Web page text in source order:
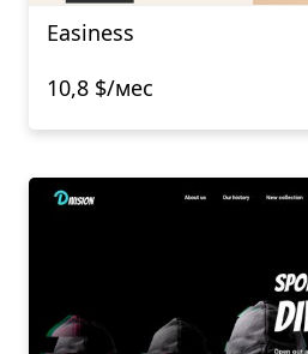
Easiness
10,8 $/мес